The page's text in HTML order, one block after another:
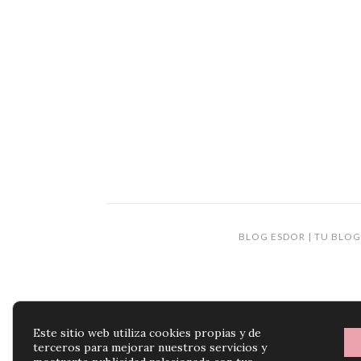
BLOG ESDOR | TU
Este sitio web utiliza cookies propias y de
terceros para mejorar nuestros servicios y